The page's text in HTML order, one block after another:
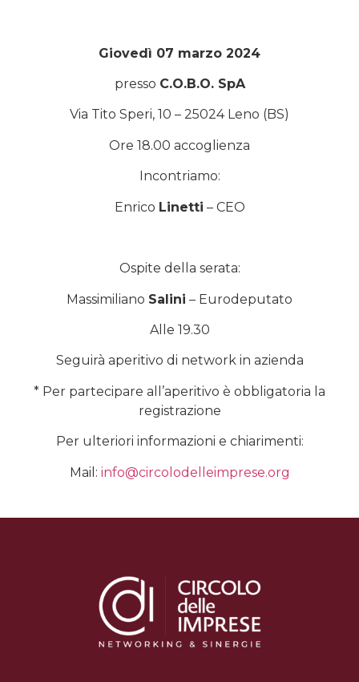
Giovedì 07 marzo 2024
presso C.O.B.O. SpA
Via Tito Speri, 10 – 25024 Leno (BS)
Ore 18.00 accoglienza
Incontriamo:
Enrico Linetti – CEO
Ospite della serata:
Massimiliano Salini – Eurodeputato
Alle 19.30
Seguirà aperitivo di network in azienda
* Per partecipare all’aperitivo è obbligatoria la
registrazione
Per ulteriori informazioni e chiarimenti:
Mail: info@circolodelleimprese.org